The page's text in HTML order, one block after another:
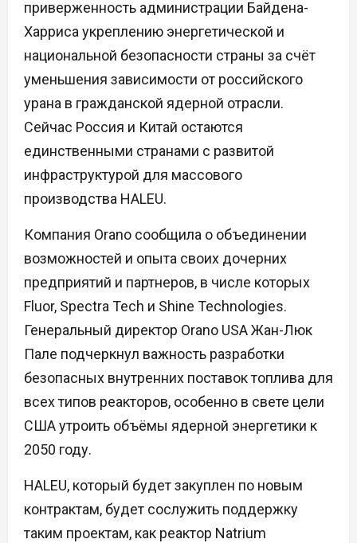
приверженность администрации Байдена-
Харриса укреплению энергетической и
национальной безопасности страны за счёт
уменьшения зависимости от российского
урана в гражданской ядерной отрасли.
Сейчас Россия и Китай остаются
единственными странами с развитой
инфраструктурой для массового
производства HALEU.
Компания Orano сообщила о объединении
возможностей и опыта своих дочерних
предприятий и партнеров, в числе которых
Fluor, Spectra Tech и Shine Technologies.
Генеральный директор Orano USA Жан-Люк
Пале подчеркнул важность разработки
безопасных внутренних поставок топлива для
всех типов реакторов, особенно в свете цели
США утроить объёмы ядерной энергетики к
2050 году.
HALEU, который будет закуплен по новым
контрактам, будет сослужить поддержку
таким проектам, как реактор Natrium